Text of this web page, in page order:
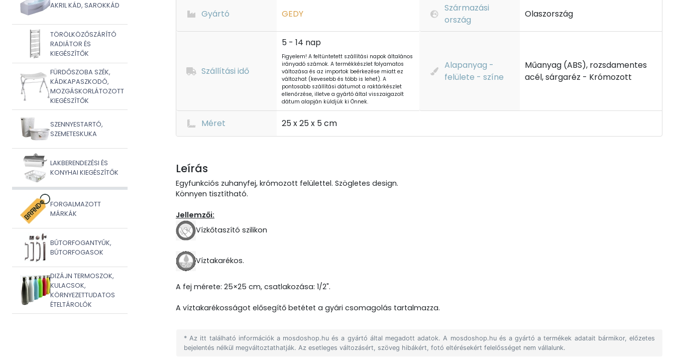
AKRIL KÁD, SAROKKÁD
TÖRÖLKÖZŐSZÁRÍTÓ
RADIÁTOR ÉS
KIEGÉSZÍTŐK
FÜRDŐSZOBA SZÉK,
KÁDKAPASZKODÓ,
MOZGÁSKORLÁTOZOTT
KIEGÉSZÍTŐK
SZENNYESTARTÓ,
SZEMETESKUKA
LAKBERENDEZÉSI ÉS
KONYHAI KIEGÉSZÍTŐK
FORGALMAZOTT
MÁRKÁK
BÚTORFOGANTYÚK,
BÚTORFOGASOK
DIZÁJN TERMOSZOK,
KULACSOK,
KÖRNYEZETTUDATOS
ÉTELTÁROLÓK
Gyártó GEDY
Származási
ország
Olaszország
Szállítási idő
5 - 14 nap
Figyelem! A feltüntetett szállítási napok általános
irányadó számok. A termékkészlet folyamatos
változása és az importok beérkezése miatt ez
változhat (kevesebb és több is lehet). A
pontosabb szállítási dátumot a raktárkészlet
ellenőrzése, illetve a gyártó által visszaigazolt
dátum alapján küldjük ki Önnek.
Alapanyag -
felülete - színe
Műanyag (ABS), rozsdamentes
acél, sárgaréz - Krómozott
Méret 25 x 25 x 5 cm
Leírás
Egyfunkciós zuhanyfej, krómozott felülettel. Szögletes design.
Könnyen tisztítható.
Jellemzői:
Vízkőtaszító szilikon
Víztakarékos.
A fej mérete: 25×25 cm, csatlakozása: 1/2".
A víztakarékosságot elősegítő betétet a gyári csomagolás tartalmazza.
* Az itt található információk a mosdoshop.hu és a gyártó által megadott adatok. A mosdoshop.hu és a gyártó a termékek adatait bármikor, előzetes
bejelentés nélkül megváltoztathatják. Az esetleges változásért, szöveg hibákért, fotó eltérésekért felelősséget nem vállalunk.